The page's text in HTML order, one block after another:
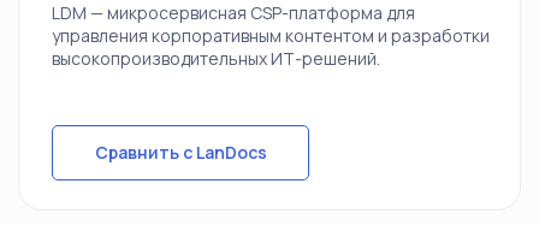
LDM — микросервисная CSP-платформа для
управления корпоративным контентом и разработки
высокопроизводительных ИТ-решений.
Сравнить с LanDocs